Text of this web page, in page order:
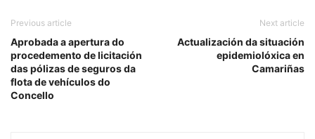
Previous article
Aprobada a apertura do
procedemento de licitación
das pólizas de seguros da
flota de vehículos do
Concello
Next article
Actualización da situación
epidemiolóxica en
Camariñas